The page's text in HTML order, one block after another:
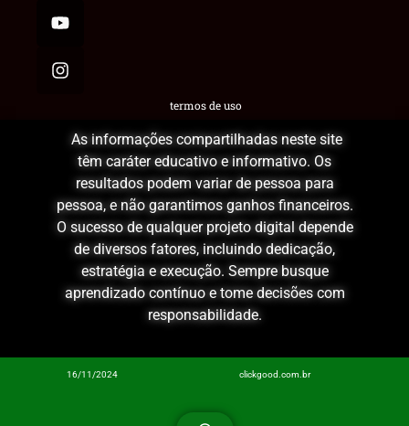
termos de uso
As informações compartilhadas neste site
têm caráter educativo e informativo. Os
resultados podem variar de pessoa para
pessoa, e não garantimos ganhos financeiros.
O sucesso de qualquer projeto digital depende
de diversos fatores, incluindo dedicação,
estratégia e execução. Sempre busque
aprendizado contínuo e tome decisões com
responsabilidade.
16/11/2024 clickgood.com.br